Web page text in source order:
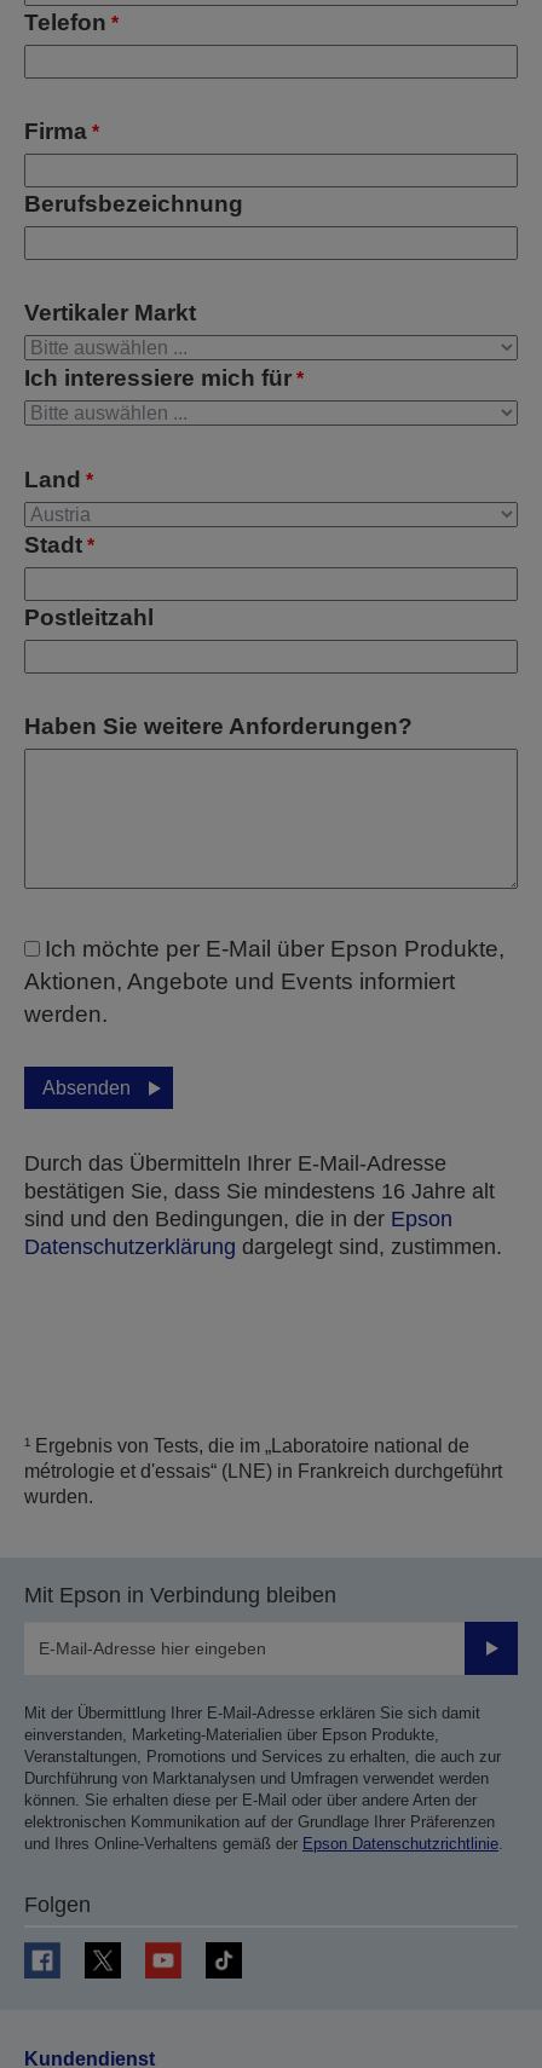
Telefon *
Firma *
Berufsbezeichnung
Vertikaler Markt
Ich interessiere mich für *
Land *
Stadt *
Postleitzahl
Haben Sie weitere Anforderungen?
Ich möchte per E-Mail über Epson Produkte,
Aktionen, Angebote und Events informiert
werden.
Absenden
Durch das Übermitteln Ihrer E-Mail-Adresse
bestätigen Sie, dass Sie mindestens 16 Jahre alt
sind und den Bedingungen, die in der Epson
Datenschutzerklärung dargelegt sind, zustimmen.
mit Ihnen in Verbindung setzen.
¹ Ergebnis von Tests, die im „Laboratoire national de
métrologie et d'essais“ (LNE) in Frankreich durchgeführt
wurden.
Mit Epson in Verbindung bleiben
Mit der Übermittlung Ihrer E-Mail-Adresse erklären Sie sich damit
einverstanden, Marketing-Materialien über Epson Produkte,
Veranstaltungen, Promotions und Services zu erhalten, die auch zur
Durchführung von Marktanalysen und Umfragen verwendet werden
können. Sie erhalten diese per E-Mail oder über andere Arten der
elektronischen Kommunikation auf der Grundlage Ihrer Präferenzen
und Ihres Online-Verhaltens gemäß der Epson Datenschutzrichtlinie.
Folgen
Kundendienst